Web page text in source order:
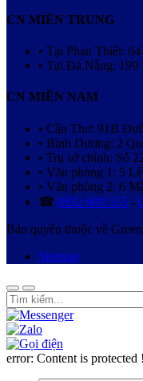
CN MIỀN TRUNG
• Tại Phan Thiết:
• Tại Đà Nẵng:
CN MIỀN NAM
• Cần Thơ: 91B
• Bình Dương: 2
• Trụ sở chính: Số
• Văn phòng 1: 5
• Văn phòng 2: 6
☎ 0932 609 515 -
Bản quyền thuộc về
Sitemap
error: Content is protected